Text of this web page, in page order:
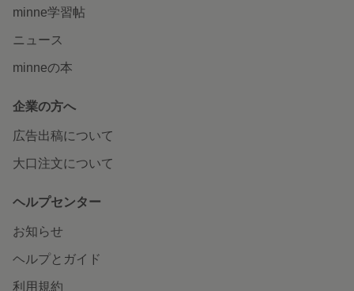
minne学習帖
ニュース
minneの本
企業の方へ
広告出稿について
大口注文について
ヘルプセンター
お知らせ
ヘルプとガイド
利用規約